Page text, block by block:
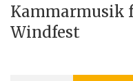
Kammarmusik
Windfest